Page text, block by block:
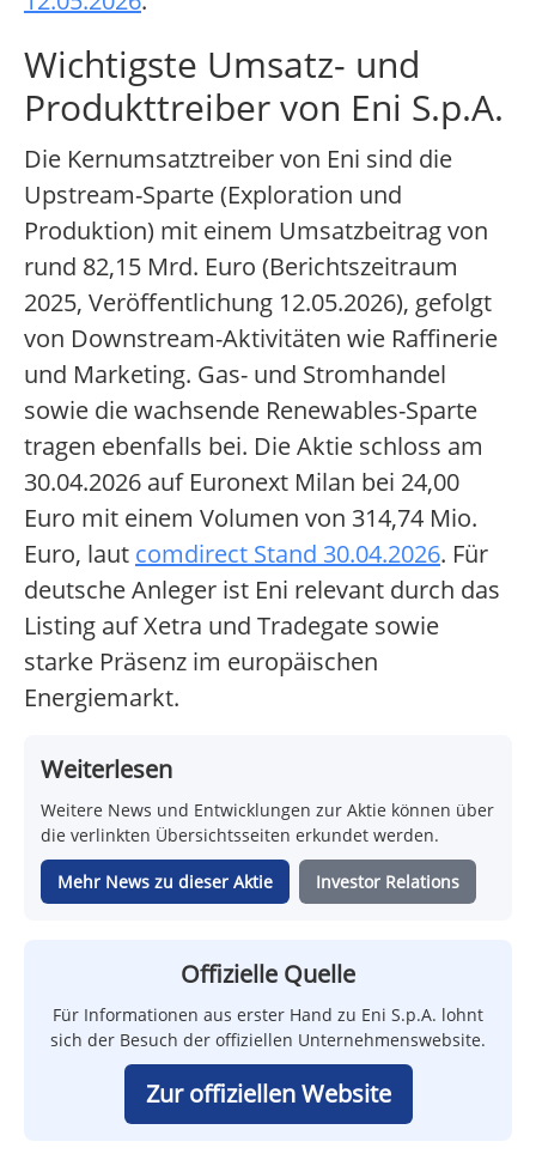
Wichtigste Umsatz- und
Produkttreiber von Eni S.p.A.
Die Kernumsatztreiber von Eni sind die
Upstream-Sparte (Exploration und
Produktion) mit einem Umsatzbeitrag von
rund 82,15 Mrd. Euro (Berichtszeitraum
2025, Veröffentlichung 12.05.2026), gefolgt
von Downstream-Aktivitäten wie Raffinerie
und Marketing. Gas- und Stromhandel
sowie die wachsende Renewables-Sparte
tragen ebenfalls bei. Die Aktie schloss am
30.04.2026 auf Euronext Milan bei 24,00
Euro mit einem Volumen von 314,74 Mio.
Euro, laut comdirect Stand 30.04.2026. Für
deutsche Anleger ist Eni relevant durch das
Listing auf Xetra und Tradegate sowie
starke Präsenz im europäischen
Energiemarkt.
Weiterlesen
Weitere News und Entwicklungen zur Aktie können über
die verlinkten Übersichtsseiten erkundet werden.
Mehr News zu dieser Aktie Investor Relations
Offizielle Quelle
Für Informationen aus erster Hand zu Eni S.p.A. lohnt
sich der Besuch der offiziellen Unternehmenswebsite.
Zur offiziellen Website